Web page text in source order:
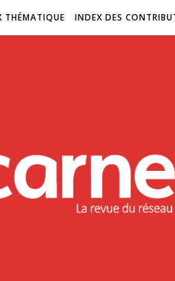
THÉMATIQUE INDEX DES